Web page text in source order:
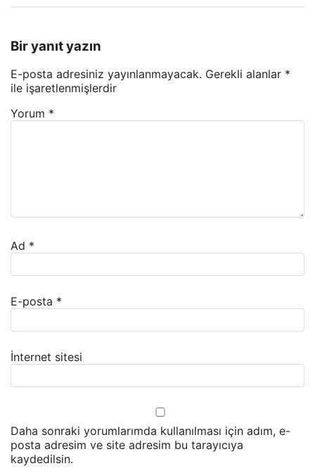
Bir yanıt yazın
E-posta adresiniz yayınlanmayacak. Gerekli alanlar *
ile işaretlenmişlerdir
Yorum *
Ad *
E-posta *
İnternet sitesi
Daha sonraki yorumlarımda kullanılması için adım, e-
posta adresim ve site adresim bu tarayıcıya
kaydedilsin.